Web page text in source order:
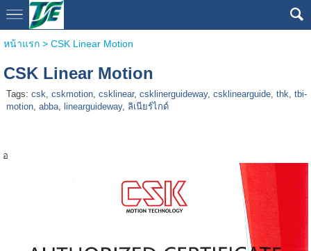
หน้าแรก> CSK Linear Motion
CSK Linear Motion
Tags: csk, cskmotion, csklinear, csklinerguideway, csklinearguide, thk, tbi-
motion, abba, linearguideway, ลิเนียร์ไกด์
อ